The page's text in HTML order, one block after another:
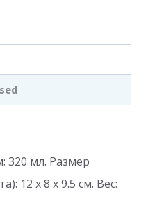
320 мл. Размер
12 х 8 х 9.5 см. Вес: